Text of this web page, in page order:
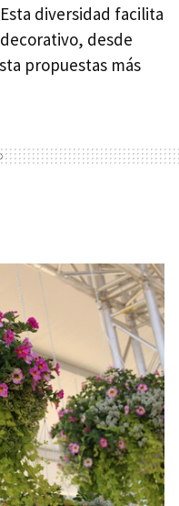
diversidad facilita
desde
propuestas más